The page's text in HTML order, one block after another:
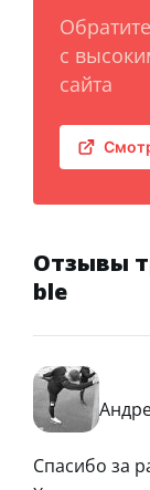
с
сайта
Отзывы
ble
Спасибо за